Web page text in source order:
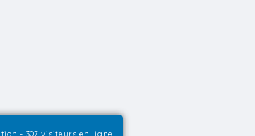
- 307 visiteurs en ligne